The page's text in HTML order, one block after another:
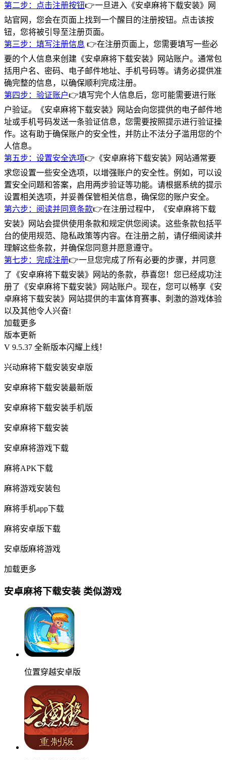
第二步：点击注册按钮👉一旦进入《安卓麻将下载安装》网
站官网，您会在页面上找到一个醒目的注册按钮。点击该按
钮，您将被引导至注册页面。
第三步：填写注册信息 👉在注册页面上，您需要填写一些必
要的个人信息来创建《安卓麻将下载安装》网站账户。通常包
括用户名、密码、电子邮件地址、手机号码等。请务必提供准
确完整的信息，以确保顺利完成注册。
第四步：验证账户👉填写完个人信息后，您可能需要进行账
户验证。《安卓麻将下载安装》网站会向您提供的电子邮件地
址或手机号码发送一条验证信息，您需要按照提示进行验证操
作。这有助于确保账户的安全性，并防止不法分子滥用您的个
人信息。
第五步：设置安全选项👉《安卓麻将下载安装》网站通常要
求您设置一些安全选项，以增强账户的安全性。例如，可以设
置安全问题和答案，启用两步验证等功能。请根据系统的提示
设置相关选项，并妥善保管相关信息，确保您的账户安全。
第六步：阅读并同意条款👉在注册过程中，《安卓麻将下载
安装》网站会提供使用条款和规定供您阅读。这些条款包括平
台的使用规范、隐私政策等内容。在注册之前，请仔细阅读并
理解这些条款，并确保您同意并愿意遵守。
第七步：完成注册👉一旦您完成了所有必要的步骤，并同意
了《安卓麻将下载安装》网站的条款，恭喜您！您已经成功注
册了《安卓麻将下载安装》网站账户。现在，您可以畅享《安
卓麻将下载安装》网站提供的丰富体育赛事、刺激的游戏体验
以及其他令人兴奋!
加载更多
版本更新
V 9.5.37 全新版本闪耀上线！
兴动麻将下载安装安卓版
安卓麻将下载安装最新版
安卓麻将下载安装手机版
安卓麻将下载安装
安卓麻将游戏下载
麻将APK下载
麻将游戏安装包
麻将手机app下载
麻将安卓版下载
安卓版麻将游戏
加载更多
安卓麻将下载安装 类似游戏
位置穿越安卓版